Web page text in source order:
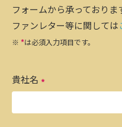
フォームから承っておりま
ファンレター等に関しては
※ *は必須入力項目です。
貴社名